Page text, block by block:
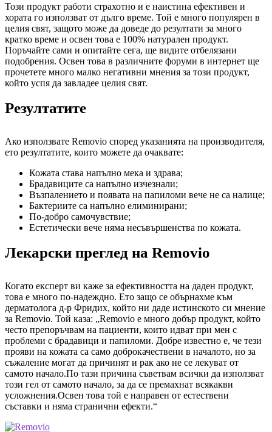
Този продукт работи страхотно и е наистина ефективен и
хората го използват от дълго време. Той е много популярен в
целия свят, защото може да доведе до резултати за много
кратко време и освен това е 100% натурален продукт.
Поръчайте сами и опитайте сега, ще видите отбелязани
подобрения. Освен това в различните форуми в интернет ще
прочетете много малко негативни мнения за този продукт,
който успя да завладее целия свят.
Резултатите
Ако използвате Removio според указанията на производителя,
ето резултатите, които можете да очаквате:
Кожата става напълно мека и здрава;
Брадавиците са напълно изчезнали;
Възпалението и появата на папиломи вече не са налице;
Бактериите са напълно елиминирани;
По-добро самочувствие;
Естетически вече няма несъвършенства по кожата.
Лекарски преглед на Removio
Когато експерт ви каже за ефективността на даден продукт,
това е много по-надеждно. Ето защо се обърнахме към
дерматолога д-р Фридих, който ни даде истинското си мнение
за Removio. Той каза: „Removio е много добър продукт, който
често препоръчвам на пациенти, които идват при мен с
проблеми с брадавици и папиломи. Добре известно е, че тези
прояви на кожата са само доброкачествени в началото, но за
съжаление могат да причинят и рак ако не се лекуват от
самото начало.По тази причина съветвам всички да използват
този гел от самото начало, за да се премахнат всякакви
усложнения.Освен това той е направен от естествени
съставки и няма странични ефекти.“